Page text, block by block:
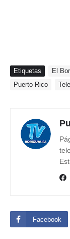
Etiquetas El
Puerto Rico
Facebook